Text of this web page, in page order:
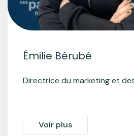
Émilie Bérubé
Directrice du marketing et
Voir plus